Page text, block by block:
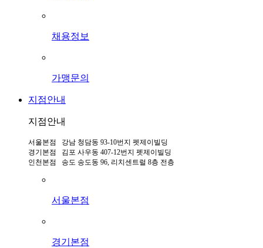
채용정보
가맹문의
지점안내
지점안내
서울본점 강남 청담동 93-10번지 펫제이빌딩
경기본점 김포 사우동 407-12번지 펫제이빌딩
인천본점 송도 송도동 96, 리치센트럴 8층 전층
서울본점
경기본점